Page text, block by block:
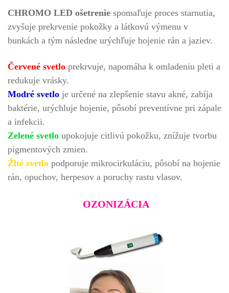
CHROMO LED ošetrenie spomaľuje proces starnutia,
zvyšuje prekrvenie pokožky a látkovú výmenu v
bunkách a tým následne urýchľuje hojenie rán a jaziev.
Červené svetlo prekrvuje, napomáha k omladeniu pleti a
redukuje vrásky.
Modré svetlo je určené na zlepšenie stavu akné, zabíja
baktérie, urýchluje hojenie, pôsobí preventívne pri zápale
a infekcii.
Zelené svetlo upokojuje citlivú pokožku, znížuje tvorbu
pigmentových zmien.
Žlté svetlo podporuje mikrocirkuláciu, pôsobí na hojenie
rán, opuchov, herpesov a poruchy rastu vlasov.
OZONIZÁCIA